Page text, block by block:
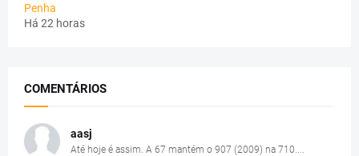
Penha
Há 22 horas
COMENTÁRIOS
aasj
Até hoje é assim. A 67 mantém o 907 (2009) na 710....